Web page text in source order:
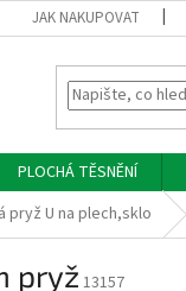
JAK NAKUPOVAT
PLOCHÁ TĚSNĚNÍ
pryž U na plech,sklo
pryž 13157